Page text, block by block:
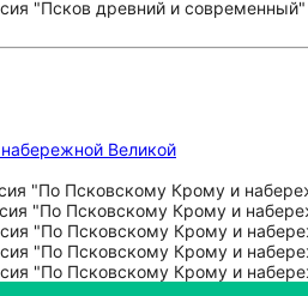
Великой